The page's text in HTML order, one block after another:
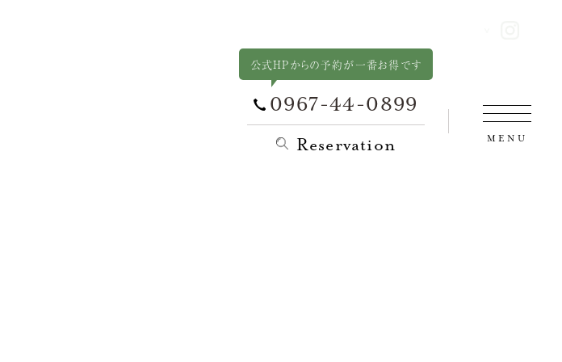
公式HPからの予約が一番お得です
0967-44-0899
Reservation MENU